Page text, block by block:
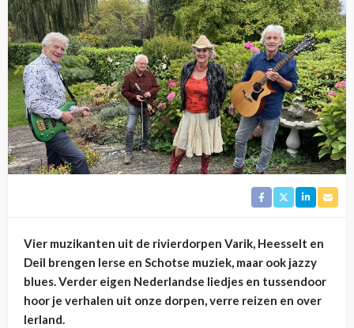
Vier muzikanten uit de rivierdorpen Varik, Heesselt en
Deil brengen Ierse en Schotse muziek, maar ook jazzy
blues. Verder eigen Nederlandse liedjes en tussendoor
hoor je verhalen uit onze dorpen, verre reizen en over
Ierland.